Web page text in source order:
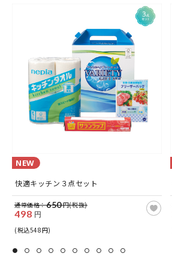
NEW
快適キッチン３点セット
通常価格：650円(税抜)
498 円
(税込548円)